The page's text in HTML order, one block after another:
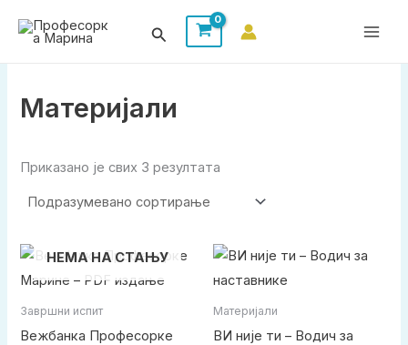
Претрага
Материјали
Приказано је свих 3 резултата
НЕМА НА СТАЊУ
Завршни испит
Вежбанка Професорке
Материјали
ВИ није ти – Водич за